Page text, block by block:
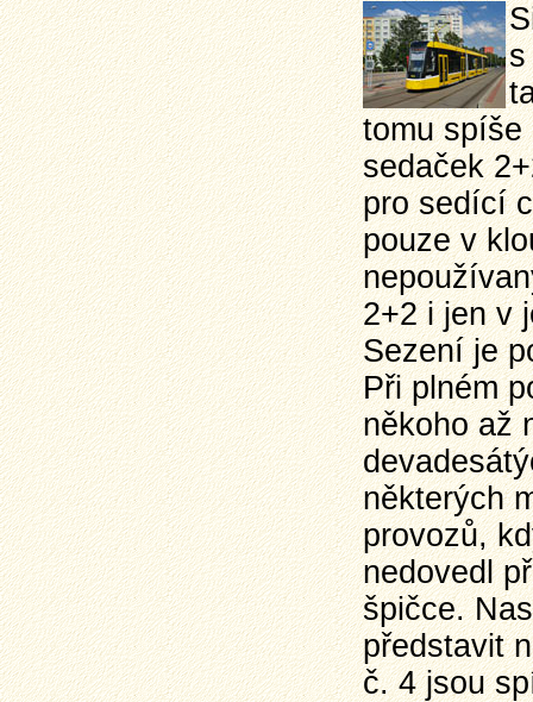
s
tomu spíše
sedaček
pro sedící
pouze v
2+2 i jen v
Sezení je
Při plném
někoho až
některých
provozů,
nedovedl
špičce.
představit
č. 4 jsou